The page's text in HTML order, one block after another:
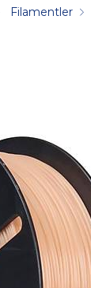
Filamentler